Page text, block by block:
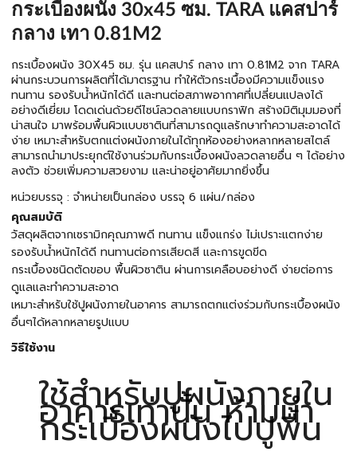
กระเบื้องผนัง 30x45 ซม. TARA แคสปาร์
กลาง เทา 0.81M2
กระเบื้องผนัง 30X45 ซม. รุ่น แคสปาร์ กลาง เทา 0.81M2 จาก TARA
ผ่านกระบวนการผลิตที่ได้มาตรฐาน ทำให้ตัวกระเบื้องมีความแข็งแรง
ทนทาน รองรับน้ำหนักได้ดี และทนต่อสภาพอากาศที่เปลี่ยนแปลงได้
อย่างดีเยี่ยม โดดเด่นด้วยดีไซน์ลวดลายแบบกราฟิก สร้างมิติมุมมองที่
น่าสนใจ มาพร้อมพื้นผิวแบบซาตินที่สามารถดูแลรักษาทำความสะอาดได้
ง่าย เหมาะสำหรับตกแต่งผนังภายในได้ทุกห้องอย่างหลากหลายสไตล์
สามารถนำมาประยุกต์ใช้งานร่วมกับกระเบื้องผนังลวดลายอื่น ๆ ได้อย่าง
ลงตัว ช่วยเพิ่มความสวยงาม และน่าอยู่อาศัยมากยิ่งขึ้น
หน่วยบรรจุ : จำหน่ายเป็นกล่อง บรรจุ 6 แผ่น/กล่อง
คุณสมบัติ
วัสดุผลิตจากเซรามิกคุณภาพดี ทนทาน แข็งแกร่ง ไม่เปราะแตกง่าย
รองรับน้ำหนักได้ดี ทนทานต่อการเสียดสี และการขูดขีด
กระเบื้องชนิดตัดขอบ พื้นผิวซาติน ผ่านการเคลือบอย่างดี ง่ายต่อการ
ดูแลและทำความสะอาด
เหมาะสำหรับใช้ปูผนังภายในอาคาร สามารถตกแต่งร่วมกับกระเบื้องผนัง
อื่นๆได้หลากหลายรูปแบบ
วิธีใช้งาน
ใช้สำหรับปูผนังภายใน
อาคารเท่านั้น ห้ามนำ
กระเบื้องผนังไปปูพื้น